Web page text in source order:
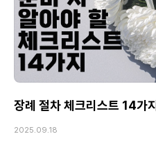
장례 절차 체크리스트 14가지
2025.09.18